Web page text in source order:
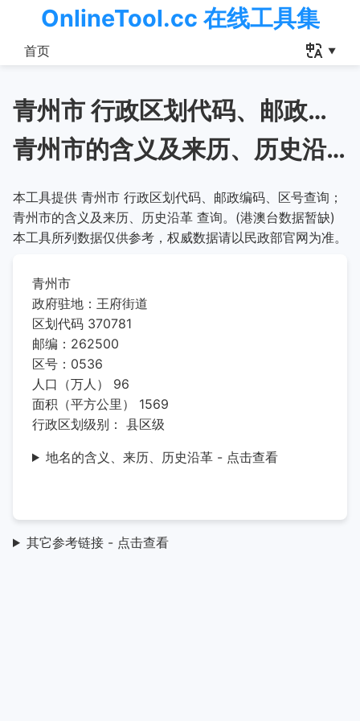
OnlineTool.cc 在线工具集
首页
青州市 行政区划代码、邮政编码、区号查询
青州市的含义及来历、历史沿革
本工具提供 青州市 行政区划代码、邮政编码、区号查询；
青州市的含义及来历、历史沿革 查询。(港澳台数据暂缺)
本工具所列数据仅供参考，权威数据请以民政部官网为准。
青州市
政府驻地：王府街道
区划代码 370781
邮编：262500
区号：0536
人口（万人） 96
面积（平方公里） 1569
行政区划级别： 县区级
地名的含义、来历、历史沿革 - 点击查看
其它参考链接 - 点击查看